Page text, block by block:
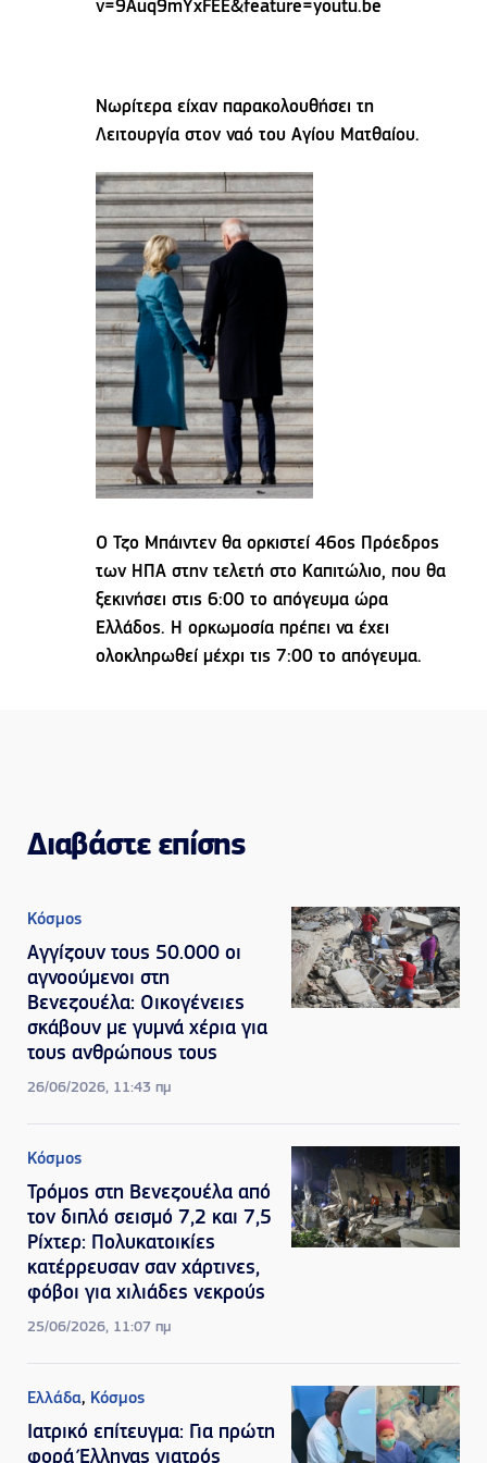
v=9Auq9mYxFEE&feature=youtu.be
Νωρίτερα είχαν παρακολουθήσει τη
Λειτουργία στον ναό του Αγίου Ματθαίου.
Ο Τζο Μπάιντεν θα ορκιστεί 46ος Πρόεδρος
των ΗΠΑ στην τελετή στο Καπιτώλιο, που θα
ξεκινήσει στις 6:00 το απόγευμα ώρα
Ελλάδος. Η ορκωμοσία πρέπει να έχει
ολοκληρωθεί μέχρι τις 7:00 το απόγευμα.
Διαβάστε επίσης
Κόσμος
Αγγίζουν τους 50.000 οι
αγνοούμενοι στη
Βενεζουέλα: Οικογένειες
σκάβουν με γυμνά χέρια για
τους ανθρώπους τους
26/06/2026, 11:43 πμ
Κόσμος
Τρόμος στη Βενεζουέλα από
τον διπλό σεισμό 7,2 και 7,5
Ρίχτερ: Πολυκατοικίες
κατέρρευσαν σαν χάρτινες,
φόβοι για χιλιάδες νεκρούς
25/06/2026, 11:07 πμ
Ελλάδα, Κόσμος
Ιατρικό επίτευγμα: Για πρώτη
φορά Έλληνας γιατρός